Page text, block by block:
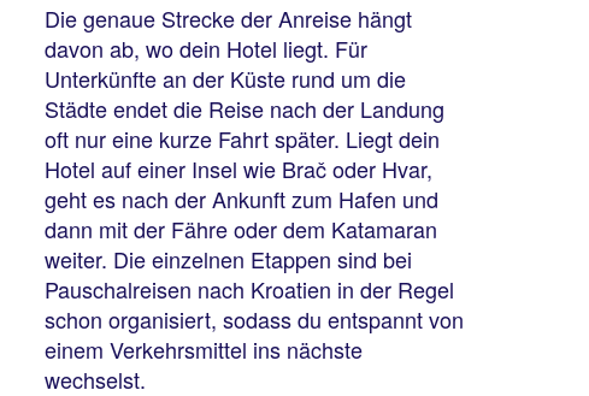
Die genaue Strecke der Anreise hängt
davon ab, wo dein Hotel liegt. Für
Unterkünfte an der Küste rund um die
Städte endet die Reise nach der Landung
oft nur eine kurze Fahrt später. Liegt dein
Hotel auf einer Insel wie Brač oder Hvar,
geht es nach der Ankunft zum Hafen und
dann mit der Fähre oder dem Katamaran
weiter. Die einzelnen Etappen sind bei
Pauschalreisen nach Kroatien in der Regel
schon organisiert, sodass du entspannt von
einem Verkehrsmittel ins nächste
wechselst.